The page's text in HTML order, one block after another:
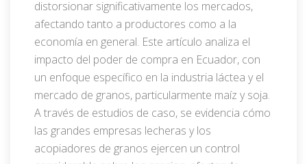
distorsionar significativamente los mercados,
afectando tanto a productores como a la
economía en general. Este artículo analiza el
impacto del poder de compra en Ecuador, con
un enfoque específico en la industria láctea y el
mercado de granos, particularmente maíz y soja.
A través de estudios de caso, se evidencia cómo
las grandes empresas lecheras y los
acopiadores de granos ejercen un control